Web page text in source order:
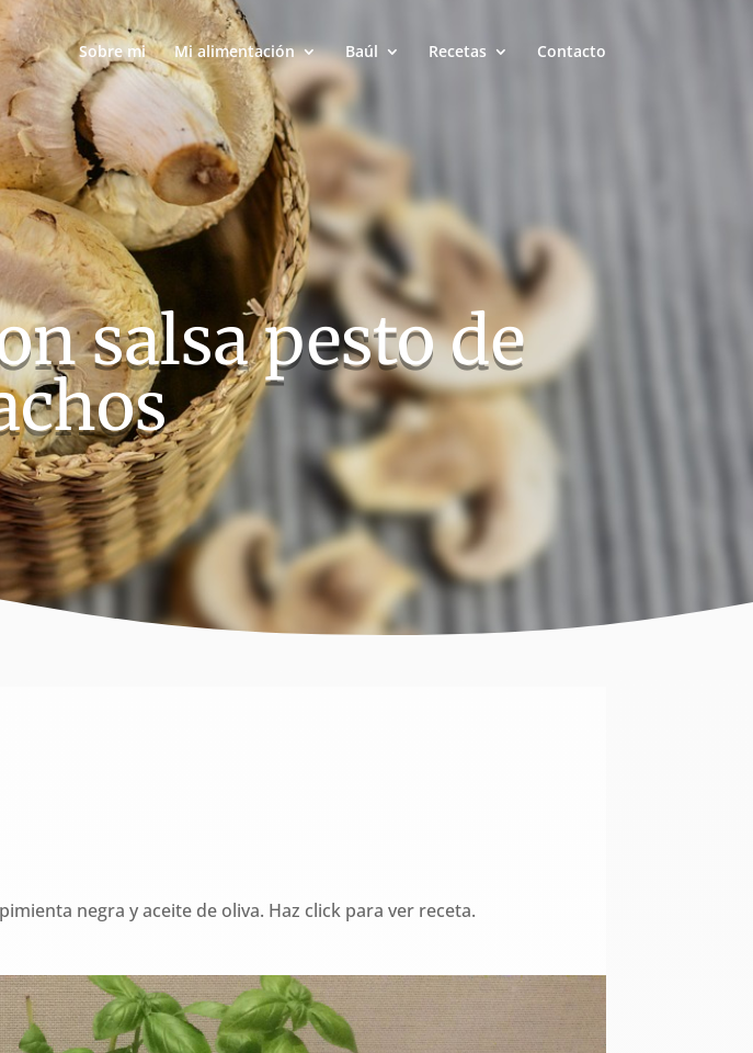
Sobre mi Mi alimentación Baúl Recetas Contacto
salsa pesto de
negra y aceite de oliva. Haz click para ver receta.